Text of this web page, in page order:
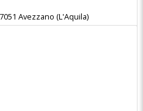
Avezzano (L'Aquila)